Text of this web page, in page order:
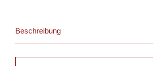
Beschreibung